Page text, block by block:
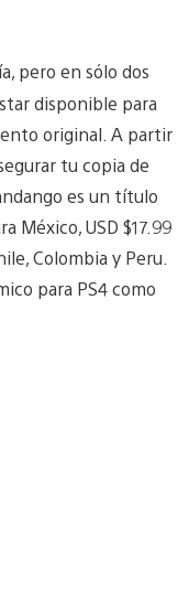
pero en sólo dos
disponible para
original. A partir
tu copia de
es un título
México, USD $17.99
Colombia y Peru.
para PS4 como